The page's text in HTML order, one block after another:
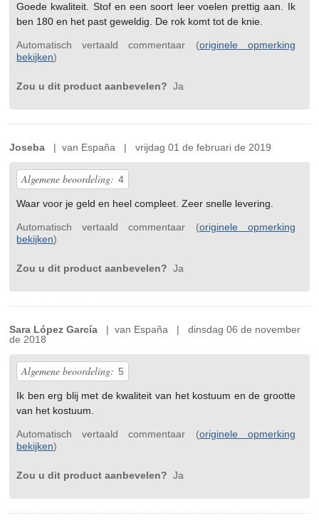
Goede kwaliteit. Stof en een soort leer voelen prettig aan. Ik
ben 180 en het past geweldig. De rok komt tot de knie.
Automatisch vertaald commentaar (originele opmerking
bekijken)
Zou u dit product aanbevelen? Ja
Joseba | van España | vrijdag 01 de februari de 2019
Algemene beoordeling: 4
Waar voor je geld en heel compleet. Zeer snelle levering.
Automatisch vertaald commentaar (originele opmerking
bekijken)
Zou u dit product aanbevelen? Ja
Sara López García | van España | dinsdag 06 de november
de 2018
Algemene beoordeling: 5
Ik ben erg blij met de kwaliteit van het kostuum en de grootte
van het kostuum.
Automatisch vertaald commentaar (originele opmerking
bekijken)
Zou u dit product aanbevelen? Ja